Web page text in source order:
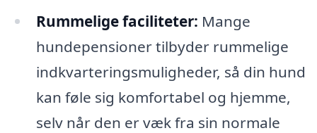
Rummelige faciliteter: Mange
hundepensioner tilbyder rummelige
indkvarteringsmuligheder, så din hund
kan føle sig komfortabel og hjemme,
selv når den er væk fra sin normale